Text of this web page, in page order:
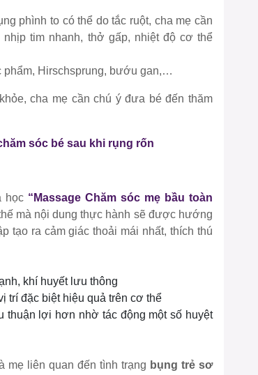
phình to có thể do tắc ruột, cha mẹ cần
tim nhanh, thở gấp, nhiệt độ cơ thể
phẩm, Hirschsprung, bướu gan,…
cha mẹ cần chú ý đưa bé đến thăm
sóc bé sau khi rụng rốn
học “ Massage Chăm sóc mẹ bầu toàn
mà nội dung thực hành sẽ được hướng
tạo ra cảm giác thoải mái nhất, thích thú
khí huyết lưu thông
trí đặc biệt hiệu quả trên cơ thể
thuận lợi hơn nhờ tác động một số huyệt
mẹ liên quan đến tình trạng bụng trẻ sơ